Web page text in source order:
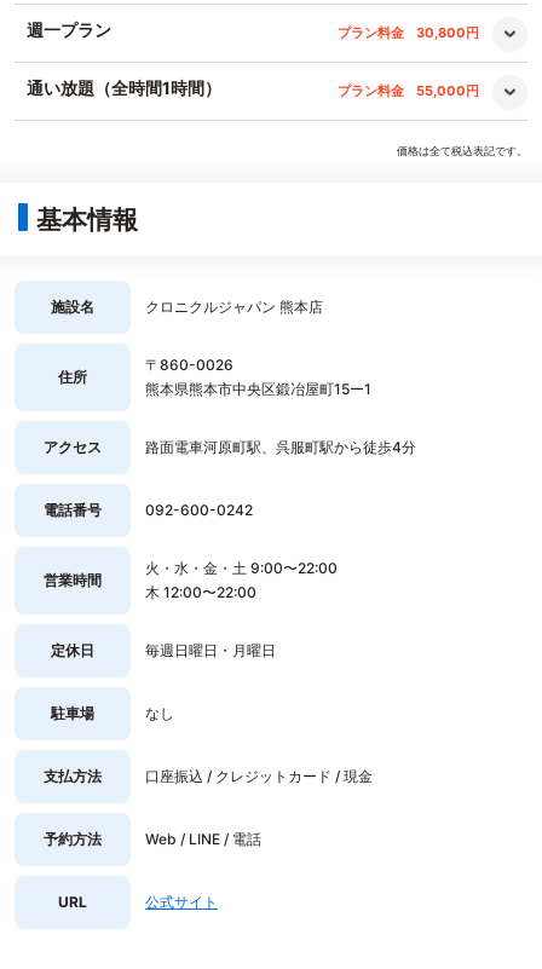
週一プラン プラン料金 30,800円
通い放題（全時間1時間） プラン料金 55,000円
価格は全て税込表記です。
基本情報
施設名 クロニクルジャパン 熊本店
住所
〒860-0026
熊本県熊本市中央区鍛冶屋町15ー1
アクセス 路面電車河原町駅、呉服町駅から徒歩4分
電話番号 092-600-0242
営業時間
火・水・金・土 9:00〜22:00
木 12:00〜22:00
定休日 毎週日曜日・月曜日
駐車場 なし
支払方法 口座振込 / クレジットカード / 現金
予約方法 Web / LINE / 電話
URL 公式サイト